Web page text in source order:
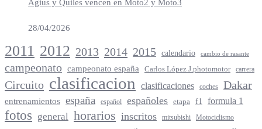
Agius y Quiles vencen en Moto2 y Moto3
28/04/2026
2011 2012 2013 2014 2015 calendario cambio de rasante
campeonato campeonato españa Carlos López J.photomotor carrera
Circuito clasificacion clasificaciones coches Dakar
entrenamientos españa español españoles etapa f1 formula 1
fotos general horarios inscritos mitsubishi Motociclismo